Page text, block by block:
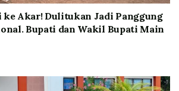
ke Akar! Dulitukan Jadi Panggung
Bupati dan Wakil Bupati Main